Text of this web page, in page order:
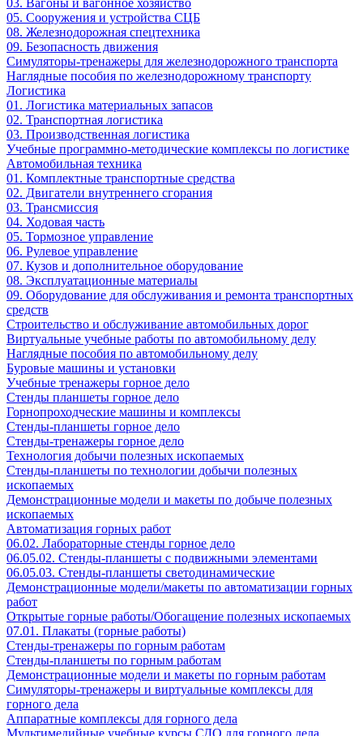
03. Вагоны и вагонное хозяйство
05. Сооружения и устройства СЦБ
08. Железнодорожная спецтехника
09. Безопасность движения
Симуляторы-тренажеры для железнодорожного транспорта
Наглядные пособия по железнодорожному транспорту
Логистика
01. Логистика материальных запасов
02. Транспортная логистика
03. Производственная логистика
Учебные программно-методические комплексы по логистике
Автомобильная техника
01. Комплектные транспортные средства
02. Двигатели внутреннего сгорания
03. Трансмиссия
04. Ходовая часть
05. Тормозное управление
06. Рулевое управление
07. Кузов и дополнительное оборудование
08. Эксплуатационные материалы
09. Оборудование для обслуживания и ремонта транспортных
средств
Строительство и обслуживание автомобильных дорог
Виртуальные учебные работы по автомобильному делу
Наглядные пособия по автомобильному делу
Буровые машины и установки
Учебные тренажеры горное дело
Стенды планшеты горное дело
Горнопроходческие машины и комплексы
Стенды-планшеты горное дело
Стенды-тренажеры горное дело
Технология добычи полезных ископаемых
Стенды-планшеты по технологии добычи полезных
ископаемых
Демонстрационные модели и макеты по добыче полезных
ископаемых
Автоматизация горных работ
06.02. Лабораторные стенды горное дело
06.05.02. Стенды-планшеты с подвижными элементами
06.05.03. Стенды-планшеты светодинамические
Демонстрационные модели/макеты по автоматизации горных
работ
Открытые горные работы/Обогащение полезных ископаемых
07.01. Плакаты (горные работы)
Стенды-тренажеры по горным работам
Стенды-планшеты по горным работам
Демонстрационные модели и макеты по горным работам
Симуляторы-тренажеры и виртуальные комплексы для
горного дела
Аппаратные комплексы для горного дела
Мультимедийные учебные курсы СДО для горного дела